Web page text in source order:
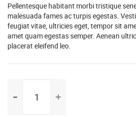
Pellentesque habitant morbi tristique
malesuada fames ac turpis egestas.
feugiat vitae, ultricies eget, tempor sit
amet quam egestas semper. Aenean
placerat eleifend leo.
Quality